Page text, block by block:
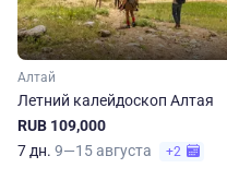
Алтай
Летний калейдоскоп Алтая
RUB 109,000
7 дн. 9—15 августа +2